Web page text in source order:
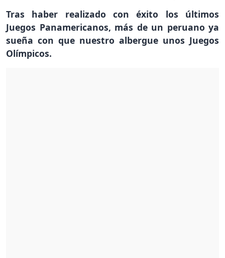
Tras haber realizado con éxito los últimos
Juegos Panamericanos, más de un peruano ya
sueña con que nuestro albergue unos Juegos
Olímpicos.